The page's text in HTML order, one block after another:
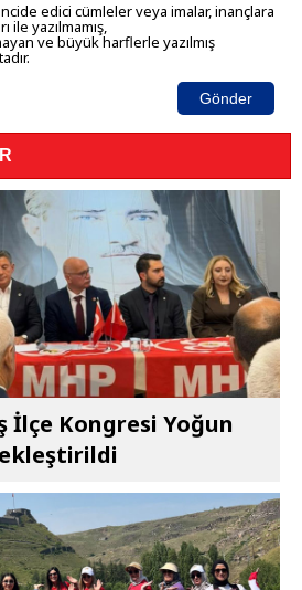
edici cümleler veya imalar, inançlara
ile yazılmamış,
ve büyük harflerle yazılmış
Gönder
İlçe Kongresi Yoğun